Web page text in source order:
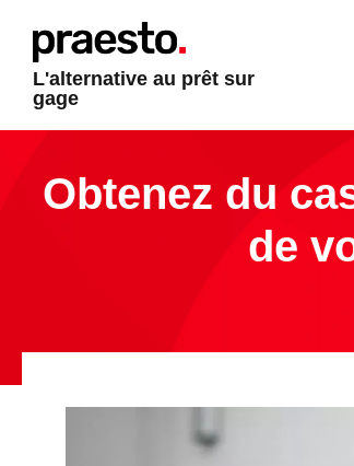
L'alternative au prêt sur
gage
Obtenez du
de